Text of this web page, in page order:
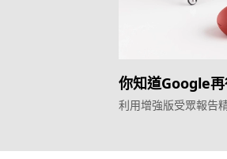
你知道Google
利用增強版受眾報告